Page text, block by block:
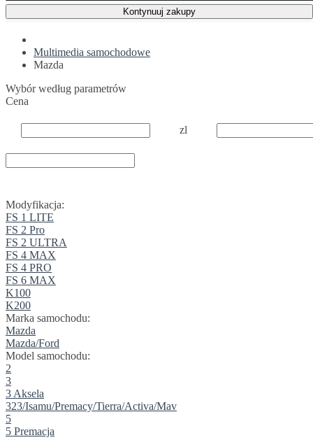
Kontynuuj zakupy
Multimedia samochodowe
Mazda
Wybór według parametrów
Cena
zl
Modyfikacja:
FS 1 LITE
FS 2 Pro
FS 2 ULTRA
FS 4 MAX
FS 4 PRO
FS 6 MAX
K100
K200
Marka samochodu:
Mazda
Mazda/Ford
Model samochodu:
2
3
3 Aksela
323/Isamu/Premacy/Tierra/Activa/Mav
5
5 Premacja